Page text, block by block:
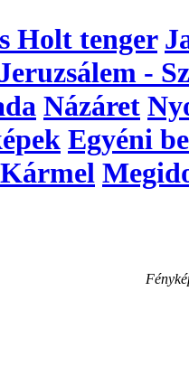
Holt tenger
-
Názáret
Egyéni
Kármel